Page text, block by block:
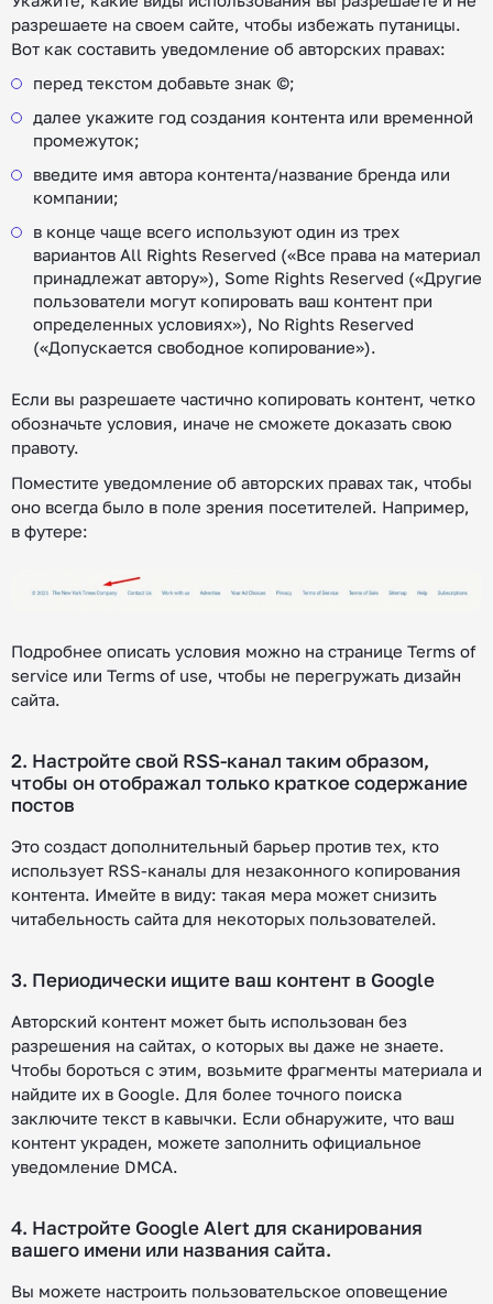
разрешаете на своем сайте, чтобы избежать путаницы.
Вот как составить уведомление об авторских правах:
перед текстом добавьте знак ©;
далее укажите год создания контента или временной
промежуток;
введите имя автора контента/название бренда или
компании;
в конце чаще всего используют один из трех
вариантов All Rights Reserved («Все права на материал
принадлежат автору»), Some Rights Reserved («Другие
пользователи могут копировать ваш контент при
определенных условиях»), No Rights Reserved
(«Допускается свободное копирование»).
Если вы разрешаете частично копировать контент, четко
обозначьте условия, иначе не сможете доказать свою
правоту.
Поместите уведомление об авторских правах так, чтобы
оно всегда было в поле зрения посетителей. Например,
в футере:
Подробнее описать условия можно на странице Terms of
service или Terms of use, чтобы не перегружать дизайн
сайта.
2. Настройте свой RSS-канал таким образом,
чтобы он отображал только краткое содержание
постов
Это создаст дополнительный барьер против тех, кто
использует RSS-каналы для незаконного копирования
контента. Имейте в виду: такая мера может снизить
читабельность сайта для некоторых пользователей.
3. Периодически ищите ваш контент в Google
Авторский контент может быть использован без
разрешения на сайтах, о которых вы даже не знаете.
Чтобы бороться с этим, возьмите фрагменты материала и
найдите их в Google. Для более точного поиска
заключите текст в кавычки. Если обнаружите, что ваш
контент украден, можете заполнить официальное
уведомление DMCA.
4. Настройте Google Alert для сканирования
вашего имени или названия сайта.
Вы можете настроить пользовательское оповещение